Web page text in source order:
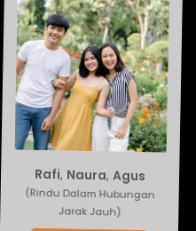
Rafi, Naura, Agus
(Rindu Dalam Hubungan
Jarak Jauh)